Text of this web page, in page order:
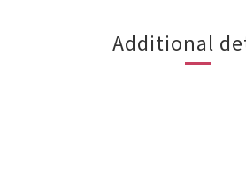
Additional